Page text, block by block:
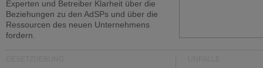
Experten und Betreiber Klarheit über die
Beziehungen zu den AdSPs und über die
Ressourcen des neuen Unternehmens
fordern.